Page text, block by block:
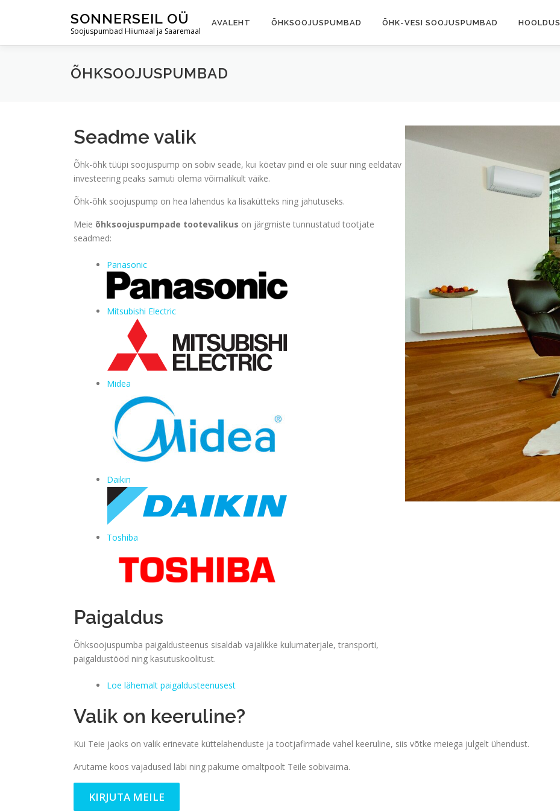
SONNERSEIL OÜ
Soojuspumbad Hiiumaal ja Saaremaal
AVALEHT ÕHKSOOJUSPUMBAD ÕHK-VESI SOOJUSPUMBAD HOOLDUS
ÕHKSOOJUSPUMBAD
Seadme valik
Õhk-õhk tüüpi soojuspump on sobiv seade, kui köetav pind ei ole suur ning eeldatav
investeering peaks samuti olema võimalikult väike.
Õhk-õhk soojuspump on hea lahendus ka lisakütteks ning jahutuseks.
Meie õhksoojuspumpade tootevalikus on järgmiste tunnustatud tootjate
seadmed:
Panasonic
Mitsubishi Electric
Midea
Daikin
Toshiba
Paigaldus
Õhksoojuspumba paigaldusteenus sisaldab vajalikke kulumaterjale, transporti,
paigaldustööd ning kasutuskoolitust.
Loe lähemalt paigaldusteenusest
Valik on keeruline?
Kui Teie jaoks on valik erinevate küttelahenduste ja tootjafirmade vahel keeruline, siis võtke meiega julgelt ühendust.
Arutame koos vajadused läbi ning pakume omaltpoolt Teile sobivaima.
KIRJUTA MEILE